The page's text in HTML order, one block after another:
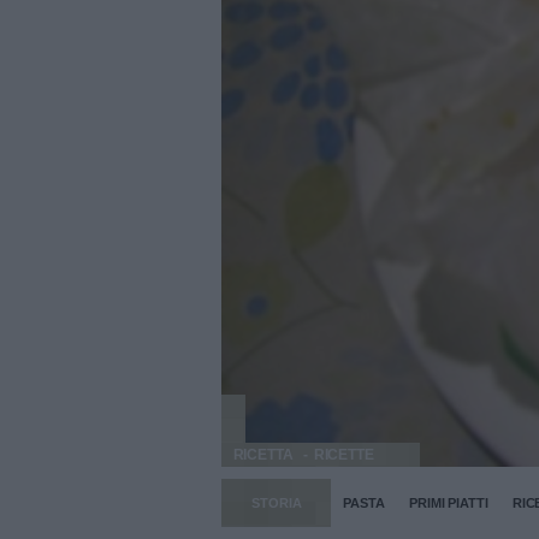
RICETTA
STORIA PASTA PRIMI PIATTI